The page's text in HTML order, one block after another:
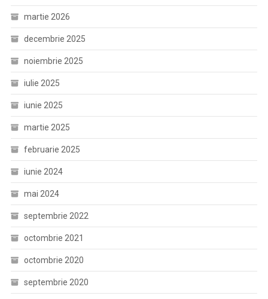
martie 2026
decembrie 2025
noiembrie 2025
iulie 2025
iunie 2025
martie 2025
februarie 2025
iunie 2024
mai 2024
septembrie 2022
octombrie 2021
octombrie 2020
septembrie 2020